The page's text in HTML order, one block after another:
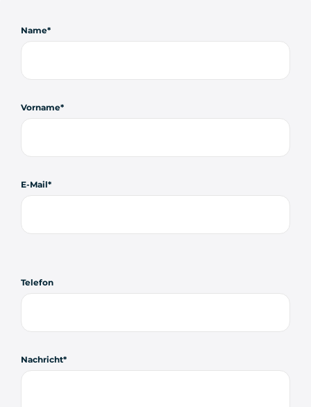
Name
Vorname
E-Mail
Telefon
Nachricht